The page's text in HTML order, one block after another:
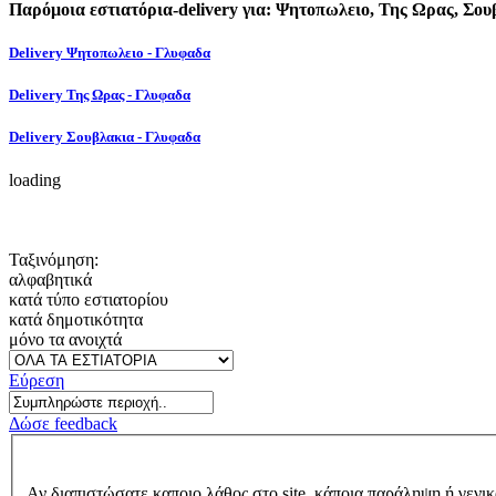
Παρόμοια εστιατόρια-delivery για: Ψητοπωλειο, Της Ωρας,
Delivery Ψητοπωλειο - Γλυφαδα
Delivery Της Ωρας - Γλυφαδα
Delivery Σουβλακια - Γλυφαδα
loading
Ταξινόμηση:
αλφαβητικά
κατά τύπο εστιατορίου
κατά δημοτικότητα
μόνο τα ανοιχτά
Εύρεση
Δώσε feedback